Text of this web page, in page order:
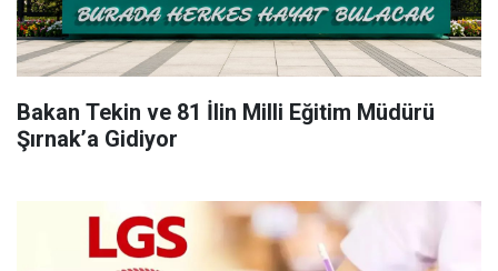
Bakan Tekin ve 81 İlin Milli Eğitim Müdürü
Şırnak’a Gidiyor